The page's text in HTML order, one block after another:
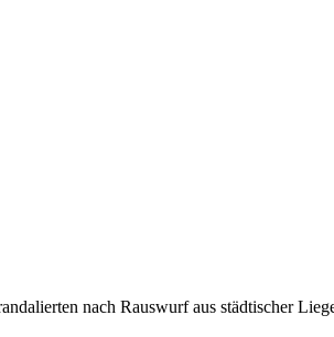
nach Rauswurf aus städtischer